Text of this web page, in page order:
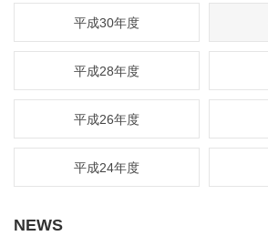
平成30年度
平成28年度
平成26年度
平成24年度
NEWS